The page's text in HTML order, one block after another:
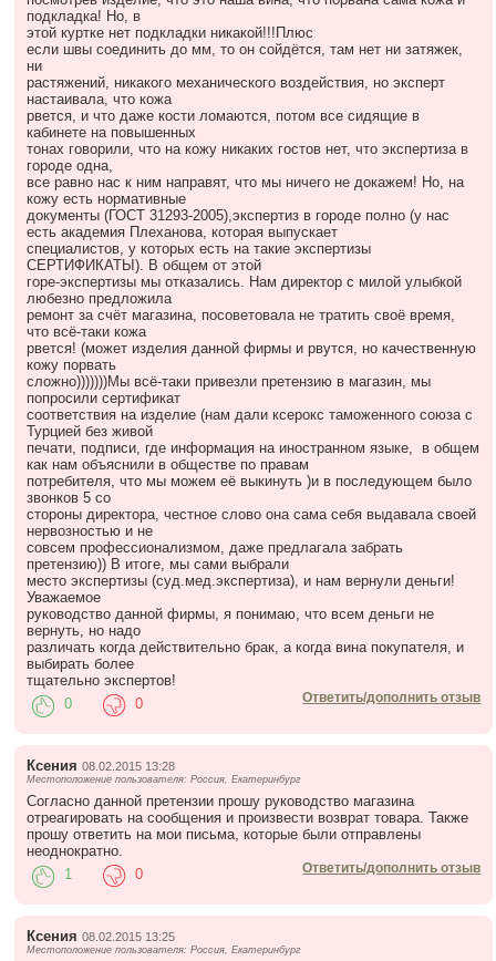
подкладка! Но, в
этой куртке нет подкладки никакой!!!Плюс
если швы соединить до мм, то он сойдётся, там нет ни затяжек,
ни
растяжений, никакого механического воздействия, но эксперт
настаивала, что кожа
рвется, и что даже кости ломаются, потом все сидящие в
кабинете на повышенных
тонах говорили, что на кожу никаких гостов нет, что экспертиза в
городе одна,
все равно нас к ним направят, что мы ничего не докажем! Но, на
кожу есть нормативные
документы (ГОСТ 31293-2005),экспертиз в городе полно (у нас
есть академия Плеханова, которая выпускает
специалистов, у которых есть на такие экспертизы
СЕРТИФИКАТЫ). В общем от этой
горе-экспертизы мы отказались. Нам директор с милой улыбкой
любезно предложила
ремонт за счёт магазина, посоветовала не тратить своё время,
что всё-таки кожа
рвется! (может изделия данной фирмы и рвутся, но качественную
кожу порвать
сложно)))))))Мы всё-таки привезли претензию в магазин, мы
попросили сертификат
соответствия на изделие (нам дали ксерокс таможенного союза с
Турцией без живой
печати, подписи, где информация на иностранном языке, в общем
как нам объяснили в обществе по правам
потребителя, что мы можем её выкинуть )и в последующем было
звонков 5 со
стороны директора, честное слово она сама себя выдавала своей
нервозностью и не
совсем профессионализмом, даже предлагала забрать
претензию)) В итоге, мы сами выбрали
место экспертизы (суд.мед.экспертиза), и нам вернули деньги!
Уважаемое
руководство данной фирмы, я понимаю, что всем деньги не
вернуть, но надо
различать когда действительно брак, а когда вина покупателя, и
выбирать более
тщательно экспертов!
Ответить/дополнить отзыв
0 0
Ксения 08.02.2015 13:28
Местоположение пользователя: Россия, Екатеринбург
Согласно данной претензии прошу руководство магазина
отреагировать на сообщения и произвести возврат товара. Также
прошу ответить на мои письма, которые были отправлены
неоднократно.
Ответить/дополнить отзыв
1 0
Ксения 08.02.2015 13:25
Местоположение пользователя: Россия, Екатеринбург